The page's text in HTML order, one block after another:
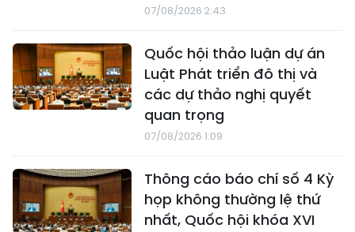
07/08/2026 2:43
Quốc hội thảo luận dự án
Luật Phát triển đô thị và
các dự thảo nghị quyết
quan trọng
07/08/2026 1:09
Thông cáo báo chí số 4 Kỳ
họp không thường lệ thứ
nhất, Quốc hội khóa XVI